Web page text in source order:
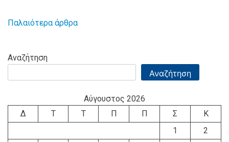
Πλοήγηση
άρθρων
Παλαιότερα άρθρα
Αναζήτηση
Αναζήτηση
Αύγουστος 2026
Δ
Τ Τ Π Π Σ
Κ
1
2